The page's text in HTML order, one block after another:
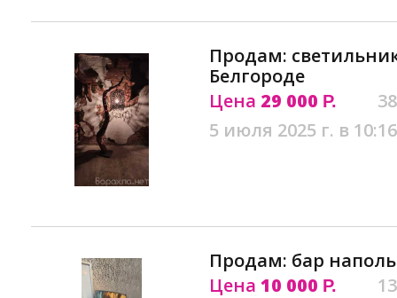
Продам:
Белгороде
Цена 29 000 Р.
5 июля 2025 г. в 10:16
Продам: бар
Цена 10 000 Р.